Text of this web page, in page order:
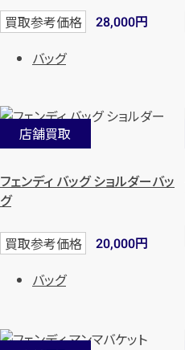
買取参考価格 28,000円
バッグ
店舗買取
フェンディ バッグ ショルダーバッ
グ
買取参考価格 20,000円
バッグ